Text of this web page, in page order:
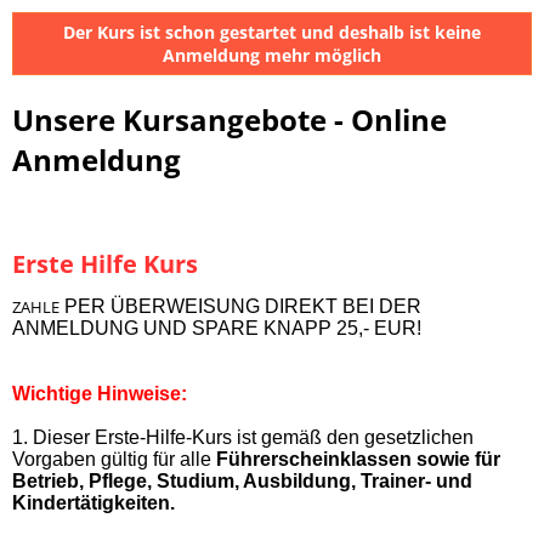
Der Kurs ist schon gestartet und deshalb ist keine
Anmeldung mehr möglich
Unsere Kursangebote - Online
Anmeldung
Erste Hilfe Kurs
ZAHLE PER ÜBERWEISUNG DIREKT BEI DER
ANMELDUNG UND SPARE KNAPP 25,- EUR!
Wichtige Hinweise:
1. Dieser Erste-Hilfe-Kurs ist gemäß den gesetzlichen
Vorgaben gültig für alle Führerscheinklassen sowie für
Betrieb, Pflege, Studium, Ausbildung, Trainer- und
Kindertätigkeiten.